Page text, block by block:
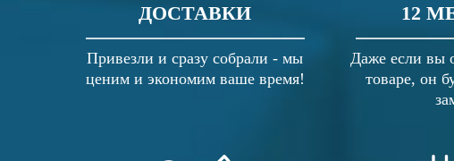
ДОСТАВКИ
Привезли и сразу собрали - мы
ценим и экономим ваше время!
12
Даже если вы
товаре, он